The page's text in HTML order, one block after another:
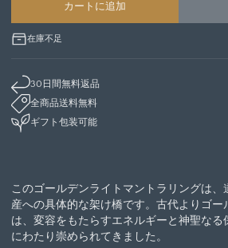
カートに追加
在庫不足
30日間無料返品
全商品送料無料
ギフト包装可能
このゴールデンライトマントラリングは、
産への具体的な架け橋です。古代よりゴー
は、変容をもたらすエネルギーと神聖な
にわたり崇められてきました。